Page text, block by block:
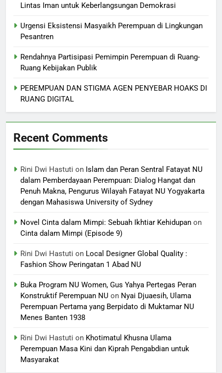
Lintas Iman untuk Keberlangsungan Demokrasi
Urgensi Eksistensi Masyaikh Perempuan di Lingkungan
Pesantren
Rendahnya Partisipasi Pemimpin Perempuan di Ruang-
Ruang Kebijakan Publik
PEREMPUAN DAN STIGMA AGEN PENYEBAR HOAKS DI
RUANG DIGITAL
Recent Comments
Rini Dwi Hastuti on Islam dan Peran Sentral Fatayat NU
dalam Pemberdayaan Perempuan: Dialog Hangat dan
Penuh Makna, Pengurus Wilayah Fatayat NU Yogyakarta
dengan Mahasiswa University of Sydney
Novel Cinta dalam Mimpi: Sebuah Ikhtiar Kehidupan on
Cinta dalam Mimpi (Episode 9)
Rini Dwi Hastuti on Local Designer Global Quality :
Fashion Show Peringatan 1 Abad NU
Buka Program NU Women, Gus Yahya Pertegas Peran
Konstruktif Perempuan NU on Nyai Djuaesih, Ulama
Perempuan Pertama yang Berpidato di Muktamar NU
Menes Banten 1938
Rini Dwi Hastuti on Khotimatul Khusna Ulama
Perempuan Masa Kini dan Kiprah Pengabdian untuk
Masyarakat